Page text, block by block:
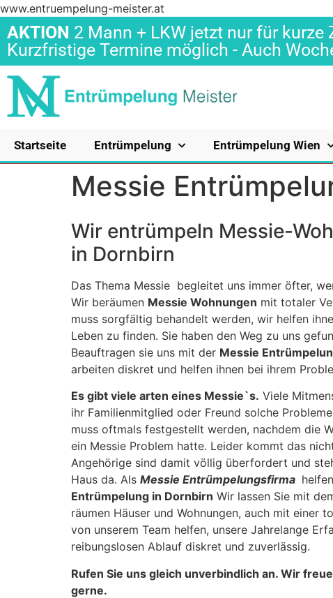
www.entruempelung-meister.at
AKTION 2 Mann + LKW jetzt nur für
Kurzfristige Termine möglich - Auch
Startseite Entrümpelung Entrümpelung Wien
Messie
Wir entrümpeln Messie-
in Dornbirn
Das Thema Messie begleitet uns immer öfter,
Wir beräumen Messie Wohnungen mit totaler
muss sorgfältig behandelt werden, wir helfen
Leben zu finden. Sie haben den Weg zu uns
Beauftragen sie uns mit der Messie
arbeiten diskret und helfen ihnen bei ihrem
Es gibt viele arten eines Messie`s. Viele
ihr Familienmitglied oder Freund solche
muss oftmals festgestellt werden, nachdem die
ein Messie Problem hatte. Leider kommt das
Angehörige sind damit völlig überfordert und
Haus da. Als Messie Entrümpelungsfirma
Entrümpelung in Dornbirn Wir lassen Sie mit
räumen Häuser und Wohnungen, auch mit einer
von unserem Team helfen, unsere Jahrelange
reibungslosen Ablauf diskret und zuverlässig.
Rufen Sie uns gleich unverbindlich an. Wir
gerne.